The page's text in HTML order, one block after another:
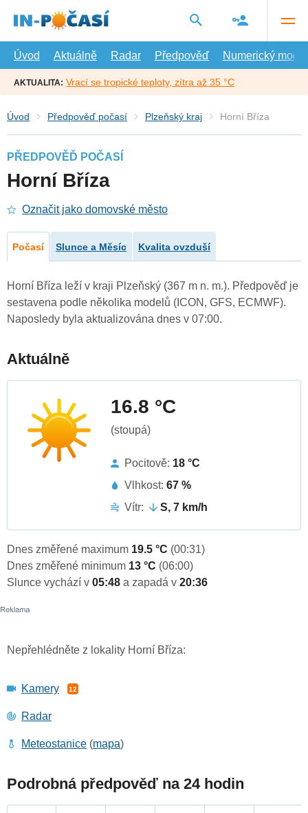
hlavní
Úvod
Aktuálně Radar Předpověď Numerický model
AKTUALITA: Vrací se tropické teploty, zítra až 35 °C
Úvod Předpověď počasí Plzeňský kraj Horní Bříza
PŘEDPOVĚĎ POČASÍ
Horní Bříza
Označit jako domovské město
Počasí Slunce a Měsíc Kvalita ovzduší
Horní Bříza leží v kraji Plzeňský (367 m n. m.). Předpověď je
sestavena podle několika modelů (ICON, GFS, ECMWF).
Naposledy byla aktualizována dnes v 07:00.
Aktuálně
16.8 °C
(stoupá)
Pocitově: 18 °C
Vlhkost: 67 %
Vítr:
S, 7 km/h
Dnes změřené maximum 19.5 °C (00:31)
Dnes změřené minimum 13 °C (06:00)
Slunce vychází v 05:48 a zapadá v 20:36
Nepřehlédněte z lokality Horní Bříza:
Kamery 12
Radar
Meteostanice (mapa)
Podrobná předpověď na 24 hodin